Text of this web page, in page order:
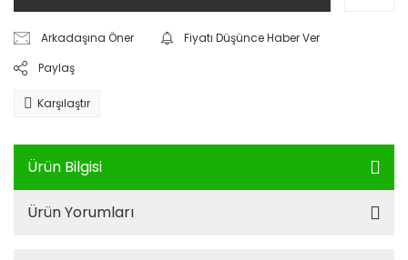
Arkadaşına Öner
Fiyatı Düşünce Haber Ver
Paylaş
Karşılaştır
Ürün Bilgisi
Ürün Yorumları